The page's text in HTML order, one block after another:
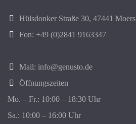
Hülsdonker Straße 30, 47441 Moers
Fon: +49 (0)2841 9163347
Mail: info@genusto.de
Öffnungszeiten
Mo. – Fr.: 10:00 – 18:30 Uhr
Sa.: 10:00 – 16:00 Uhr